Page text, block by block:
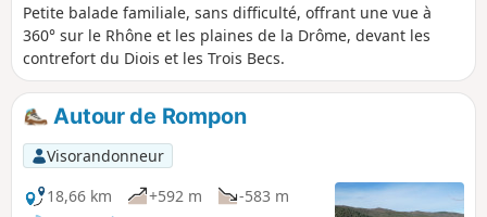
Petite balade familiale, sans difficulté, offrant une vue à
360° sur le Rhône et les plaines de la Drôme, devant les
contrefort du Diois et les Trois Becs.
Autour de Rompon
Visorandonneur
18,66 km
+592 m
-583 m